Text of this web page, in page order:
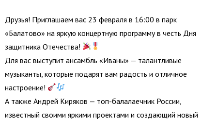
Друзья! Приглашаем вас 23 февраля в 16:00 в парк
«Балатово» на яркую концертную программу в честь Дня
защитника Отечества!
Для вас выступит ансамбль «Иваны» — талантливые
музыканты, которые подарят вам радость и отличное
настроение!
А также Андрей Киряков — топ-балалаечник России,
известный своими яркими проектами и создающий новый